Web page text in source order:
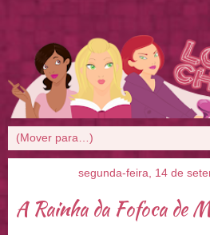
segunda-feira, 14 de
A Rainha da Fofoca de